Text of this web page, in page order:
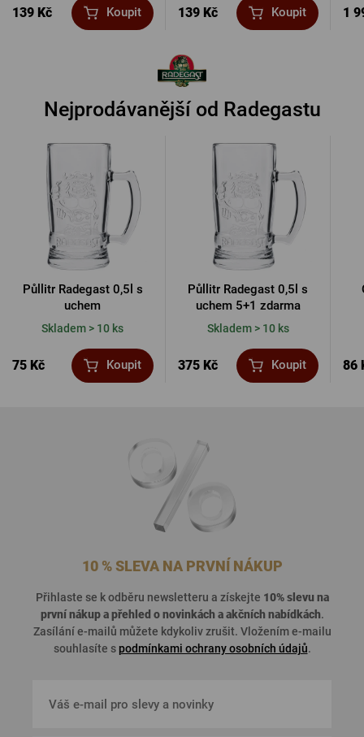
139 Kč Koupit 139 Kč Koupit 1
Nejprodávanější od Radegastu
Půllitr Radegast 0,5l s
uchem
Skladem > 10 ks
75 Kč Koupit
Půllitr Radegast 0,5l s
uchem 5+1 zdarma
Skladem > 10 ks
375 Kč Koupit 86
10 % SLEVA NA PRVNÍ NÁKUP
Přihlaste se k odběru newsletteru a získejte 10% slevu na
první nákup a přehled o novinkách a akčních nabídkách.
Zasílání e-mailů můžete kdykoliv zrušit. Vložením e-mailu
souhlasíte s podmínkami ochrany osobních údajů.